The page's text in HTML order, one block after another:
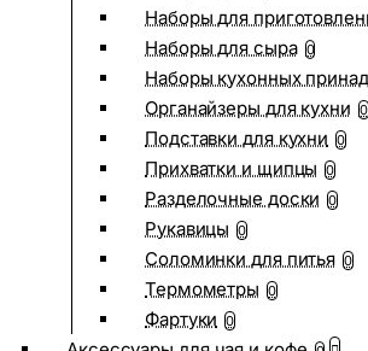
Наборы для
Наборы для сыра 0
Наборы кухонных
Органайзеры для кухни 0
Подставки для кухни 0
Прихватки и щипцы 0
Разделочные доски 0
Рукавицы 0
Соломинки для питья 0
Термометры 0
Фартуки 0